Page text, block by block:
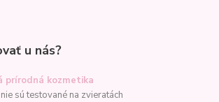
u nás?
prírodná kozmetika
sú testované na zvieratách